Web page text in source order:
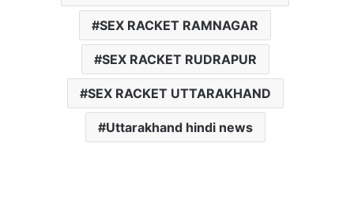
SEX RACKET RAMNAGAR
SEX RACKET RUDRAPUR
SEX RACKET UTTARAKHAND
Uttarakhand hindi news